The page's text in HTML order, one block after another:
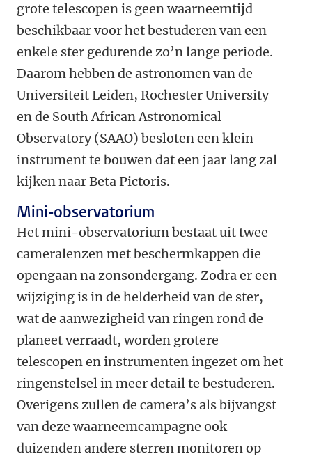
grote telescopen is geen waarneemtijd
beschikbaar voor het bestuderen van een
enkele ster gedurende zo’n lange periode.
Daarom hebben de astronomen van de
Universiteit Leiden, Rochester University
en de South African Astronomical
Observatory (SAAO) besloten een klein
instrument te bouwen dat een jaar lang zal
kijken naar Beta Pictoris.
Mini-observatorium
Het mini-observatorium bestaat uit twee
cameralenzen met beschermkappen die
opengaan na zonsondergang. Zodra er een
wijziging is in de helderheid van de ster,
wat de aanwezigheid van ringen rond de
planeet verraadt, worden grotere
telescopen en instrumenten ingezet om het
ringenstelsel in meer detail te bestuderen.
Overigens zullen de camera’s als bijvangst
van deze waarneemcampagne ook
duizenden andere sterren monitoren op